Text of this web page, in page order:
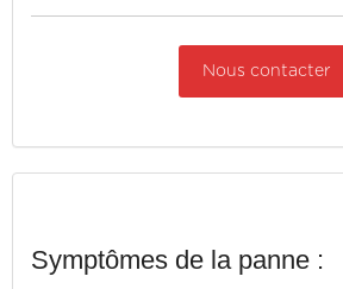
Nous contacter
Symptômes de la panne :